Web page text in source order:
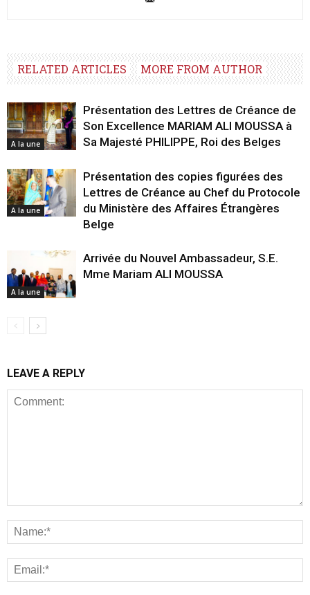
RELATED ARTICLES MORE FROM AUTHOR
A la une
Présentation des Lettres de Créance de
Son Excellence MARIAM ALI MOUSSA à
Sa Majesté PHILIPPE, Roi des Belges
A la une
Présentation des copies figurées des
Lettres de Créance au Chef du Protocole
du Ministère des Affaires Étrangères
Belge
A la une
Arrivée du Nouvel Ambassadeur, S.E.
Mme Mariam ALI MOUSSA
LEAVE A REPLY